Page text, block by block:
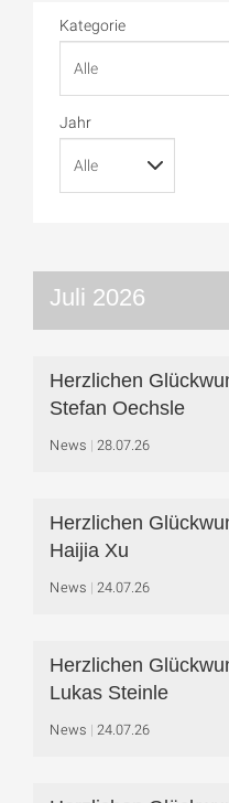
Kategorie
Jahr
Juli 2026
Herzlichen
Stefan Oechsle
News 28.07.26
Herzlichen
Haijia Xu
News 24.07.26
Herzlichen
Lukas Steinle
News 24.07.26